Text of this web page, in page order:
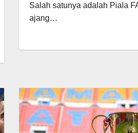
Salah satunya adalah Piala
ajang…